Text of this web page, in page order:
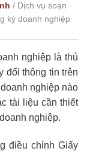
/ Dịch vụ soạn
ký doanh nghiệp
nghiệp là thủ
đổi thông tin trên
nghiệp nào
tài liệu cần thiết
nghiệp.
điều chỉnh Giấy